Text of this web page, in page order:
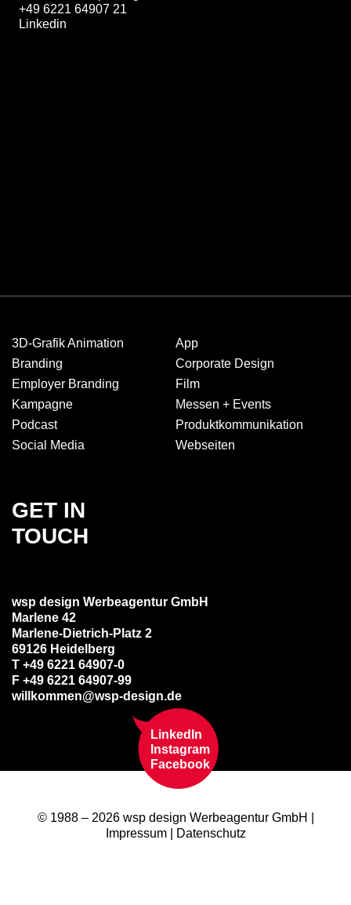
+49 6221 64907 21
Linkedin
GET IN
TOUCH
wsp design Werbeagentur GmbH
Marlene 42
Marlene-Dietrich-Platz 2
69126 Heidelberg
T +49 6221 64907-0
F +49 6221 64907-99
willkommen@wsp-design.de
LinkedIn
Instagram
Facebook
3D-Grafik Animation
App
Branding
Corporate Design
Employer Branding
Film
Kampagne
Messen + Events
Podcast
Produkt­kommuni­kation
Social Media
Webseiten
© 1988 – 2026 wsp design Werbeagentur GmbH |
Impressum| Datenschutz